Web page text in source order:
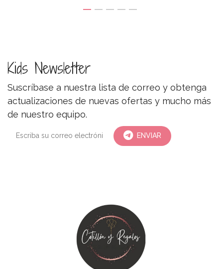
Kids Newsletter
Suscríbase a nuestra lista de correo y obtenga
actualizaciones de nuevas ofertas y mucho más
de nuestro equipo.
ENVIAR